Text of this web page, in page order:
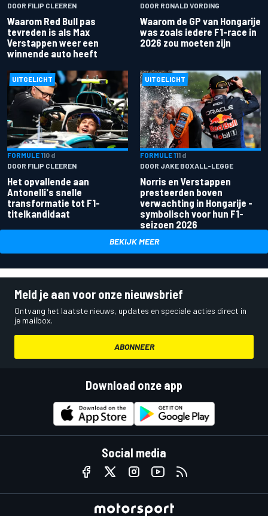
DOOR FILIP CLEEREN
Waarom Red Bull pas
tevreden is als Max
Verstappen weer een
winnende auto heeft
DOOR RONALD VORDING
Waarom de GP van Hongarije
was zoals iedere F1-race in
2026 zou moeten zijn
UITGELICHT
FORMULE 110 d
DOOR FILIP CLEEREN
Het opvallende aan
Antonelli's snelle
transformatie tot F1-
titelkandidaat
UITGELICHT
FORMULE 111 d
DOOR JAKE BOXALL-LEGGE
Norris en Verstappen
presteerden boven
verwachting in Hongarije -
symbolisch voor hun F1-
seizoen 2026
BEKIJK MEER
Meld je aan voor onze nieuwsbrief
Ontvang het laatste nieuws, updates en speciale acties direct in
je mailbox.
ABONNEER
Download onze app
Social media